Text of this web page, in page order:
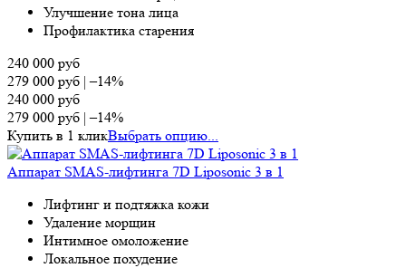
Улучшение тона лица
Профилактика старения
240 000 руб
279 000 руб |–14%
240 000 руб
279 000 руб |–14%
Купить в 1 кликВыбрать опцию...
Аппарат SMAS-лифтинга 7D Liposonic 3 в 1
Лифтинг и подтяжка кожи
Удаление морщин
Интимное омоложение
Локальное похудение